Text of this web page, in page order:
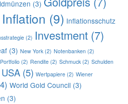
(3)
Inflation (9) Inflationsschutz
(2) Investment (7)
(3) New York (2) Notenbanken (2)
Portfolio (2) Rendite (2) Schmuck (2) Schulden
USA (5) Wertpapiere (2) Wiener
World Gold Council (3)
(3)